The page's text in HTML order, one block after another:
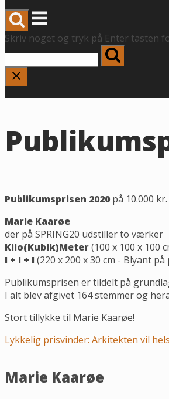
Menu
Skriv noget og tryk på Enter tasten
Publikumsprisen 2020 på 10.000
Marie Kaarøe
der på SPRING20 udstiller to værker
Kilo(Kubik)Meter(100 x 100 x 100
I + I + I (220 x 200 x 30 cm - Blyant
Publikumsprisen er tildelt på
I alt blev afgivet 164 stemmer og
Stort tillykke til Marie Kaarøe!
Lykkelig prisvinder: Arkitekten vil
Marie Kaarøe